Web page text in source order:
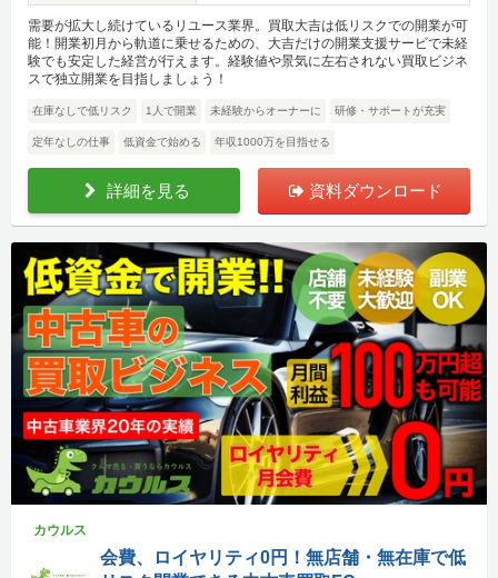
需要が拡大し続けているリユース業界。買取大吉は低リスクでの開業が可
能！開業初月から軌道に乗せるための、大吉だけの開業支援サービで未経
験でも安定した経営が行えます。経験値や景気に左右されない買取ビジネ
スで独立開業を目指しましょう！
在庫なしで低リスク 1人で開業 未経験からオーナーに 研修・サポートが充実
定年なしの仕事 低資金で始める 年収1000万を目指せる
詳細を見る 資料ダウンロード
カウルス
会費、ロイヤリティ0円！無店舗・無在庫で低